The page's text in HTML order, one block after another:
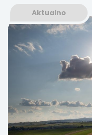
Aktualno